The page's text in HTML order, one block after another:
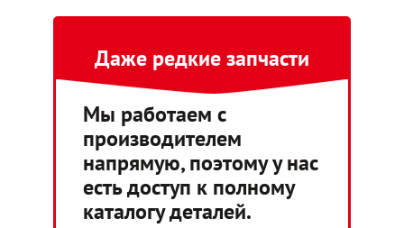
Даже редкие запчасти
Мы работаем с
производителем
напрямую, поэтому у нас
есть доступ к полному
каталогу деталей.